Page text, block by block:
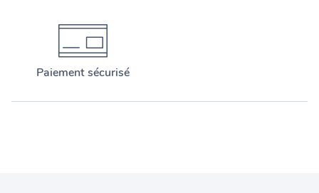
Paiement sécurisé